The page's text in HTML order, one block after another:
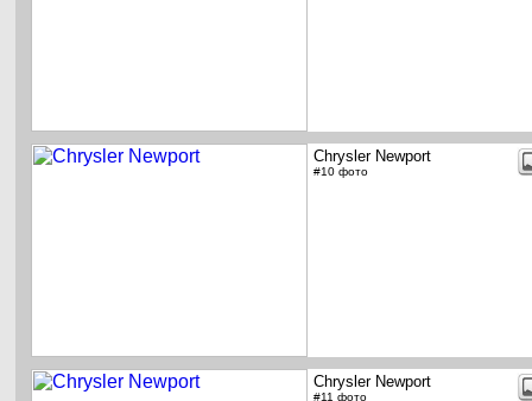
Chrysler Newport
#10 фото
Chrysler Newport
#11 фото